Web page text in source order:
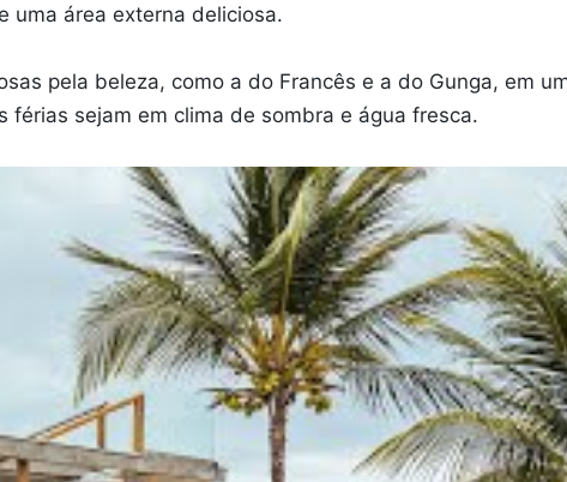
uma área externa deliciosa.
pela beleza, como a do Francês e a do Gunga, em
férias sejam em clima de sombra e água fresca.